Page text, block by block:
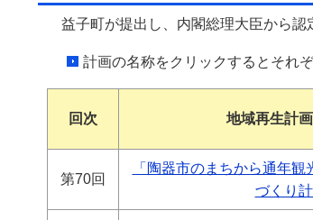
益子町が提出し、内閣総理大臣から認
計画の名称をクリックするとそれ
回次 地域再生計
第70回
「陶器市のまちから通年
づくり